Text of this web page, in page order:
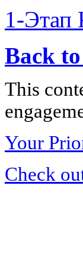
1-Этап
Back
This
Your
Check